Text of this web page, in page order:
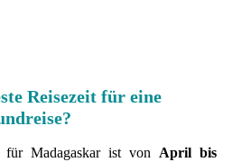
Reisezeit für eine
für Madagaskar ist von April bis